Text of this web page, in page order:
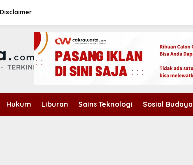
Disclaimer
Hukum Liburan Sains Teknologi Sosial Budaya